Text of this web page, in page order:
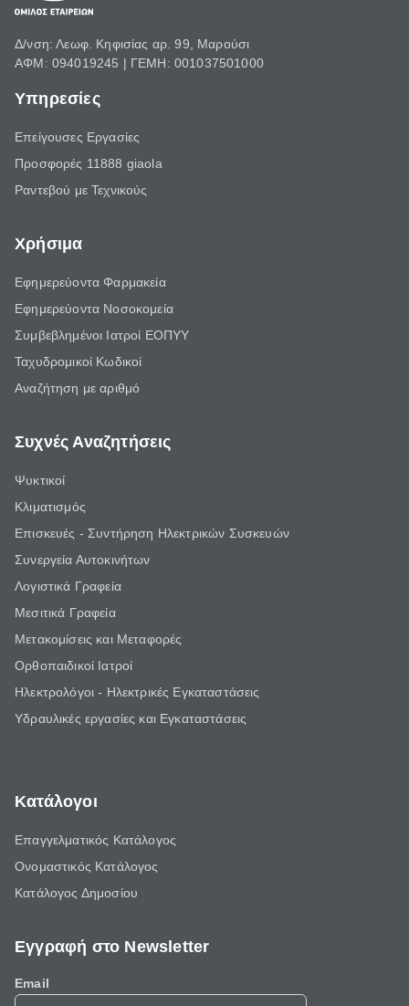
Δ/νση: Λεωφ. Κηφισίας αρ. 99, Μαρούσι
ΑΦΜ: 094019245 | ΓΕΜΗ: 001037501000
Υπηρεσίες
Επείγουσες Εργασίες
Προσφορές 11888 giaola
Ραντεβού με Τεχνικούς
Χρήσιμα
Εφημερεύοντα Φαρμακεία
Εφημερεύοντα Νοσοκομεία
Συμβεβλημένοι Ιατροί ΕΟΠΥΥ
Ταχυδρομικοί Κωδικοί
Αναζήτηση με αριθμό
Συχνές Αναζητήσεις
Ψυκτικοί
Κλιματισμός
Επισκευές - Συντήρηση Ηλεκτρικών Συσκευών
Συνεργεία Αυτοκινήτων
Λογιστικά Γραφεία
Μεσιτικά Γραφεία
Μετακομίσεις και Μεταφορές
Ορθοπαιδικοί Ιατροί
Ηλεκτρολόγοι - Ηλεκτρικές Εγκαταστάσεις
Υδραυλικές εργασίες και Εγκαταστάσεις
Κατάλογοι
Επαγγελματικός Κατάλογος
Ονομαστικός Κατάλογος
Κατάλογος Δημοσίου
Εγγραφή στο Newsletter
Email